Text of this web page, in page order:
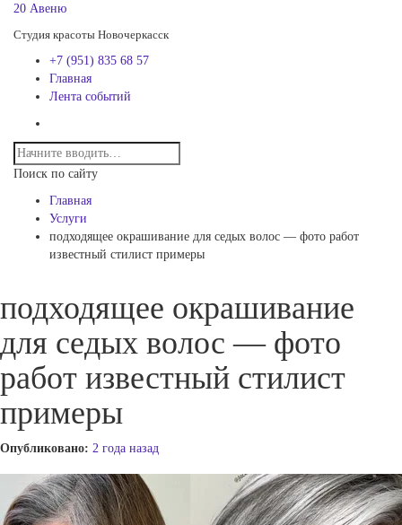
20 Авеню
Студия красоты Новочеркасск
+7 (951) 835 68 57
Главная
Лента событий
Поиск по сайту
Главная
Услуги
подходящее окрашивание для седых волос — фото работ
известный стилист примеры
подходящее окрашивание
для седых волос — фото
работ известный стилист
примеры
Опубликовано: 2 года назад